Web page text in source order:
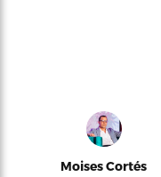
Moises Cortés